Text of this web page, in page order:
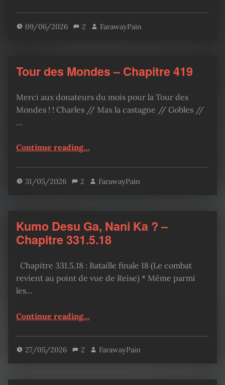
09/06/2026 2 FarawayPain
Tour des Mondes – Chapitre 419
Merci aux donateurs du mois pour la Tour des
Mondes ! ! Charles // Max la castagne // Gobles //
…
Continue reading“Tour des Mondes – Chapitre 419”
…
31/05/2026 2 FarawayPain
Kumo Desu Ga, Nani Ka ? –
Chapitre 331.5.18
Chapitre 331.5.18 : Bataille finale 18 (Le combat
revient au point de vue de Reise) * Même parmi
les…
Continue reading“Kumo Desu Ga, Nani Ka ? – Chapitre 331.5.18”
…
27/05/2026 2 FarawayPain